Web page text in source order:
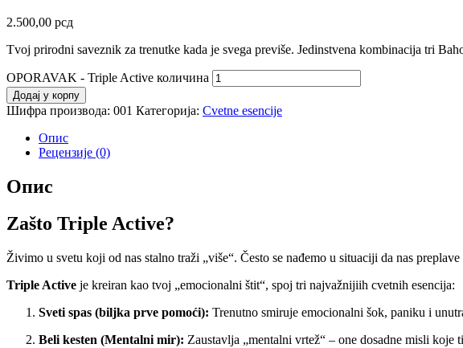
2.500,00 рсд
Tvoj prirodni saveznik za trenutke kada je svega previše. Jedinstvena kombinacija tri
OPORAVAK - Triple Active количина
Додај у корпу
Шифра производа: 001 Категорија: Cvetne esencije
Опис
Рецензије (0)
Опис
Zašto Triple Active?
Živimo u svetu koji od nas stalno traži „više“. Često se nađemo u situaciji da nas
Triple Active je kreiran kao tvoj „emocionalni štit“, spoj tri najvažnijiih cvetnih esencija:
Sveti spas (biljka prve pomoći): Trenutno smiruje emocionalni šok, paniku i
Beli kesten (Mentalni mir): Zaustavlja „mentalni vrtež“ – one dosadne misli koje